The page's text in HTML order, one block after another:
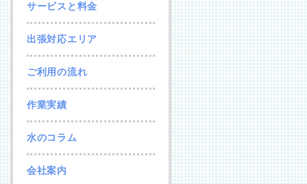
サービスと料金
出張対応エリア
ご利用の流れ
作業実績
水のコラム
会社案内